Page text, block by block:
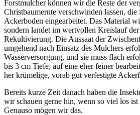
Forstmulcher können wir die Reste der
Christbaumernte verschwinden lassen, die
Ackerboden eingearbeitet. Das Material
sondern landet im wert­vollen Kreislauf der
Rekultivierung. Die Aussaat der
umgehend nach Einsatz des Mulchers
Wasserversorgung, und sie muss flach
bis 3 cm Tiefe, auf eine eher feiner
her krümelige, vorab gut verfestigte
Bereits kurze Zeit danach haben die
wir schauen gerne hin, wenn so viel los
Genauso mögen wir das.